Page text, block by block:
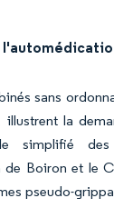
sans
la
simplifié des
de Boiron et le
pseudo-